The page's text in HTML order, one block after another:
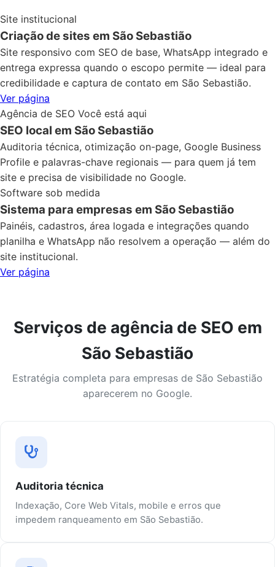
Site institucional
Criação de sites em São Sebastião
Site responsivo com SEO de base, WhatsApp integrado e
entrega expressa quando o escopo permite — ideal para
credibilidade e captura de contato em São Sebastião.
Ver página
Agência de SEO Você está aqui
SEO local em São Sebastião
Auditoria técnica, otimização on-page, Google Business
Profile e palavras-chave regionais — para quem já tem
site e precisa de visibilidade no Google.
Software sob medida
Sistema para empresas em São Sebastião
Painéis, cadastros, área logada e integrações quando
planilha e WhatsApp não resolvem a operação — além do
site institucional.
Ver página
Serviços de agência de SEO em
São Sebastião
Estratégia completa para empresas de São Sebastião
aparecerem no Google.
Auditoria técnica
Indexação, Core Web Vitals, mobile e erros que
impedem ranqueamento em São Sebastião.